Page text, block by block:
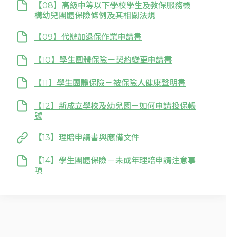
【08】高級中等以下學校學生及教保服務機
構幼兒團體保險條例及其相關法規
【09】代辦加退保作業申請書
【10】學生團體保險－契約變更申請書
【11】學生團體保險－被保險人健康聲明書
【12】新成立學校及幼兒園－如何申請投保帳
號
【13】理賠申請書與應備文件
【14】學生團體保險－未成年理賠申請注意事
項